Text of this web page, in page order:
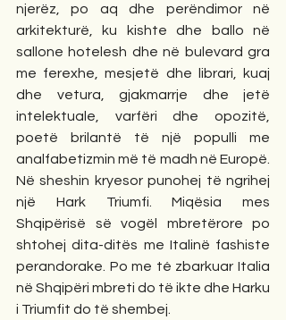
njerëz, po aq dhe perëndimor në
arkitekturë, ku kishte dhe ballo në
sallone hotelesh dhe në bulevard gra
me ferexhe, mesjetë dhe librari, kuaj
dhe vetura, gjakmarrje dhe jetë
intelektuale, varfëri dhe opozitë,
poetë brilantë të një populli me
analfabetizmin më të madh në Europë.
Në sheshin kryesor punohej të ngrihej
një Hark Triumfi. Miqësia mes
Shqipërisë së vogël mbretërore po
shtohej dita-ditës me Italinë fashiste
perandorake. Po me té zbarkuar Italia
në Shqipëri mbreti do të ikte dhe Harku
i Triumfit do të shembej.